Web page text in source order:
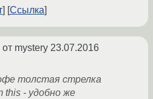
Ссылка
от mystery 23.07.2016
толстая стрелка
this - удобно же